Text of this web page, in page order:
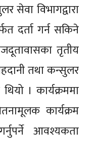
सेवा विभागद्वारा
दर्ता गर्न सकिने
तृतीय
तथा कन्सुलर
। कार्यक्रममा
कार्यक्रम
आवश्यकता